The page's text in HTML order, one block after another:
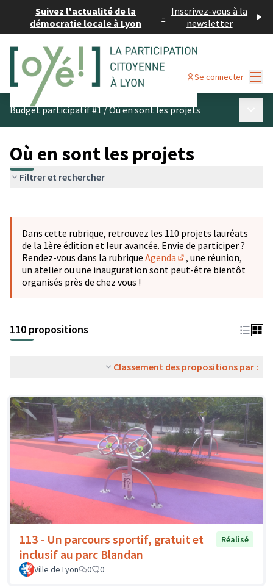
Suivez l'actualité de la
démocratie locale à Lyon
- Inscrivez-vous à la
newsletter
Se connecter
Budget participatif #1/Où en sont les projets
Où en sont les projets
Filtrer et rechercher
−
Dans cette rubrique, retrouvez les 110 projets lauréats
de la 1ère édition et leur avancée. Envie de participer ?
Rendez-vous dans la rubrique Agenda
(S'ouvre dans un
, une réunion,
un atelier ou une inauguration sont peut-être bientôt
organisés près de chez vous !
110 propositions
Classement des propositions par :
113 - Un parcours sportif, gratuit et
inclusif au parc Blandan
Réalisé
Ville de Lyon 0 0